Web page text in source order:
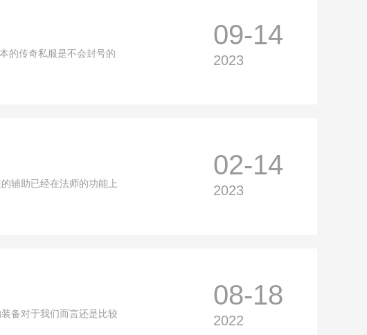
09-14
2023
的传奇私服是不会封号的
02-14
2023
辅助已经在法师的功能上
08-18
2022
备对于我们而言还是比较